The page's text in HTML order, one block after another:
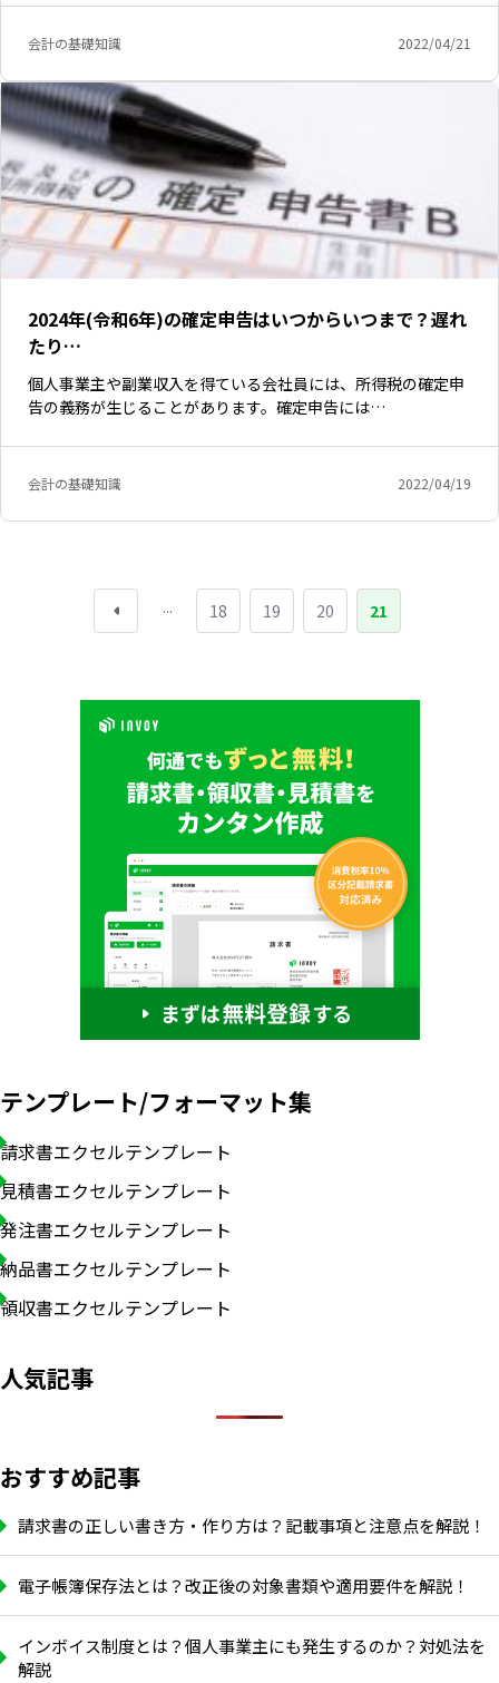
会計の基礎知識 2022/04/21
2024年(令和6年)の確定申告はいつからいつまで？遅れ
たり…
個人事業主や副業収入を得ている会社員には、所得税の確定申
告の義務が生じることがあります。確定申告には…
会計の基礎知識 2022/04/19
... 18 19 20 21
テンプレート/フォーマット集
請求書エクセルテンプレート
見積書エクセルテンプレート
発注書エクセルテンプレート
納品書エクセルテンプレート
領収書エクセルテンプレート
人気記事
おすすめ記事
請求書の正しい書き方・作り方は？記載事項と注意点を解説！
電子帳簿保存法とは？改正後の対象書類や適用要件を解説！
インボイス制度とは？個人事業主にも発生するのか？対処法を
解説